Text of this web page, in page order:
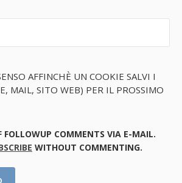
AFFINCHÈ UN COOKIE SALVI I
MAIL, SITO WEB) PER IL PROSSIMO
FOLLOWUP COMMENTS VIA E-MAIL.
WITHOUT COMMENTING.